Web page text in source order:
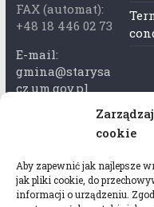
cookie
Aby zapewnić jak najlepsze
jak pliki cookie, do
informacji o urządzeniu.
FAX (automat):
+48 18 446 02 73
E-mail:
gmina@starysa
cz.um.gov.pl
Adres skrzynki
rytka